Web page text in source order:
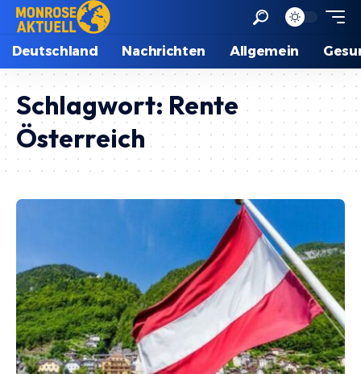
Deutschland Nachrichten Allgemein
Schlagwort: Rente
Österreich